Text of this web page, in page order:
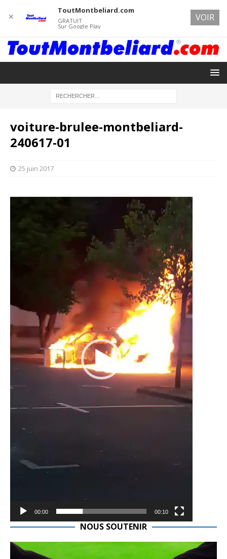
voiture-brulee-montbeliard-
240617-01
25 juin 2017
00:00 00:10
NOUS SOUTENIR
✕
ToutMontbeliard.com
GRATUIT
Sur Google Play
VOIR